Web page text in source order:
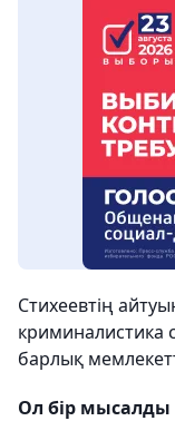
Стихеевтің
криминалистика
барлық
Ол бір мысалды